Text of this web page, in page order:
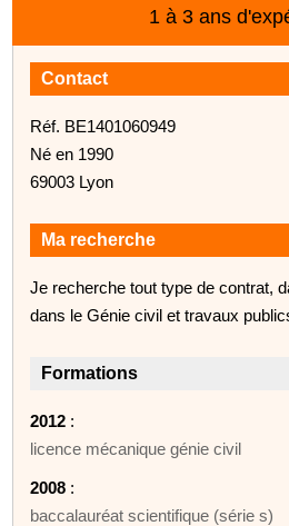
1 à 3 ans
Contact
Réf. BE1401060949
Né en 1990
69003 Lyon
Ma recherche
Je recherche tout type de contrat,
dans le Génie civil et travaux
Formations
2012 :
licence mécanique génie civil
2008 :
baccalauréat scientifique (série s)